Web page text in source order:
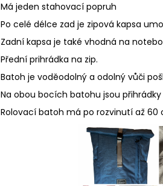
Má jeden stahovací popruh
Po celé délce zad je zipová kapsa
Zadní kapsa je také vhodná na
Přední prihrádka na zip.
Batoh je voděodolný a odolný vůči
Na obou bocích batohu jsou
Rolovací batoh má po rozvinutí až